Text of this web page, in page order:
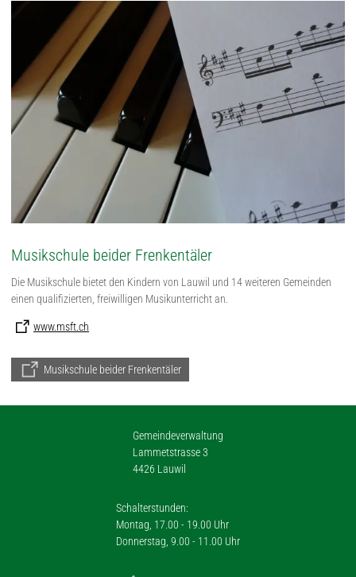
Musikschule beider Frenkentäler
Die Musikschule bietet den Kindern von Lauwil und 14 weiteren Gemeinden
einen qualifizierten, freiwilligen Musikunterricht an.
www.msft.ch
Musikschule beider Frenkentäler
Gemeindeverwaltung
Lammetstrasse 3
4426 Lauwil
Schalterstunden:
Montag, 17.00 - 19.00 Uhr
Donnerstag, 9.00 - 11.00 Uhr